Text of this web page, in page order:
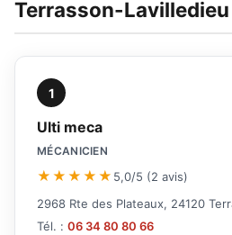
Terrasson-Lavilledieu
1
Ulti meca
MÉCANICIEN
★★★★★ 5,0/5 (2 avis)
2968 Rte des Plateaux, 24120
Tél. : 06 34 80 80 66